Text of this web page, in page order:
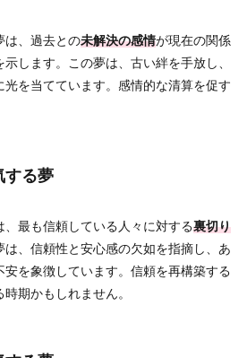
は、過去との未解決の感情が現在の関係
します。この夢は、古い絆を手放し、
を当てています。感情的な清算を促す
する夢
最も信頼している人々に対する裏切り
は、信頼性と安心感の欠如を指摘し、あ
を象徴しています。信頼を再構築する
期かもしれません。